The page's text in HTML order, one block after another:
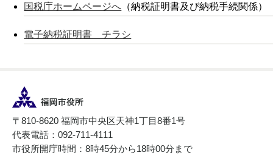
国税庁ホームページへ （納税証明書及び納税手続関係）
電子納税証明書 チラシ
〒810-8620 福岡市中央区天神1丁目8番1号
代表電話：092-711-4111
市役所開庁時間：8時45分から18時00分まで